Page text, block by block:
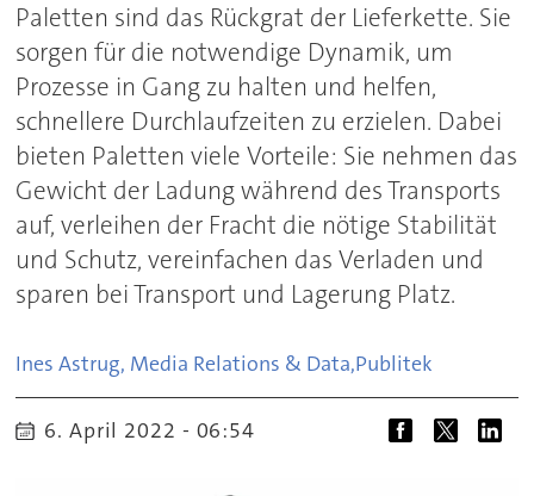
Paletten sind das Rückgrat der Lieferkette. Sie
sorgen für die notwendige Dynamik, um
Prozesse in Gang zu halten und helfen,
schnellere Durchlaufzeiten zu erzielen. Dabei
bieten Paletten viele Vorteile: Sie nehmen das
Gewicht der Ladung während des Transports
auf, verleihen der Fracht die nötige Stabilität
und Schutz, vereinfachen das Verladen und
sparen bei Transport und Lagerung Platz.
Ines Astrug, Media Relations & Data,Publitek
6. April 2022 - 06:54